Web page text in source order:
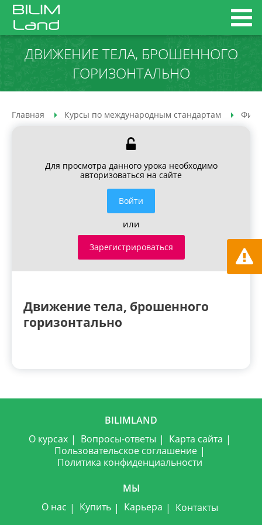
ДВИЖЕНИЕ ТЕЛА, БРОШЕННОГО
ГОРИЗОНТАЛЬНО
Главная Курсы по международным стандартам
Для просмотра данного урока необходимо
авторизоваться на сайте
Войти
или
Зарегистрироваться
Движение тела, брошенного
горизонтально
BILIMLAND
О курсах
Вопросы-ответы
Карта сайта
Пользовательское соглашение
Политика конфиденциальности
МЫ
О нас
Купить Карьера Контакты